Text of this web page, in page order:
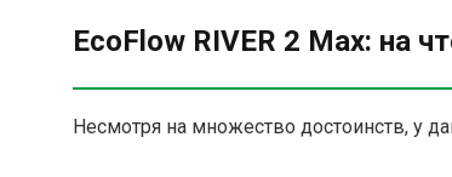
EcoFlow RIVER 2 Max: на
Несмотря на множество достоинств, у